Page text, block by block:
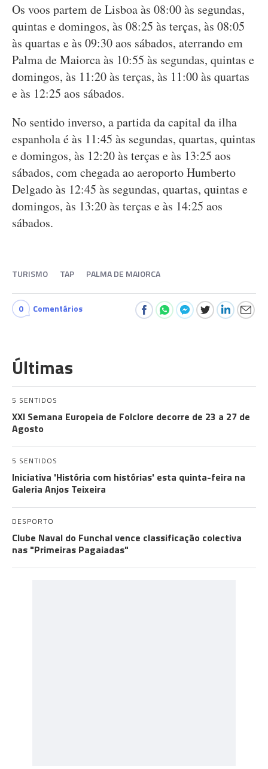
Os voos partem de Lisboa às 08:00 às segundas,
quintas e domingos, às 08:25 às terças, às 08:05
às quartas e às 09:30 aos sábados, aterrando em
Palma de Maiorca às 10:55 às segundas, quintas e
domingos, às 11:20 às terças, às 11:00 às quartas
e às 12:25 aos sábados.
No sentido inverso, a partida da capital da ilha
espanhola é às 11:45 às segundas, quartas, quintas
e domingos, às 12:20 às terças e às 13:25 aos
sábados, com chegada ao aeroporto Humberto
Delgado às 12:45 às segundas, quartas, quintas e
domingos, às 13:20 às terças e às 14:25 aos
sábados.
TURISMO TAP PALMA DE MAIORCA
0 Comentários
Últimas
5 SENTIDOS
XXI Semana Europeia de Folclore decorre de 23 a 27 de
Agosto
5 SENTIDOS
Iniciativa 'História com histórias' esta quinta-feira na
Galeria Anjos Teixeira
DESPORTO
Clube Naval do Funchal vence classificação colectiva
nas "Primeiras Pagaiadas"